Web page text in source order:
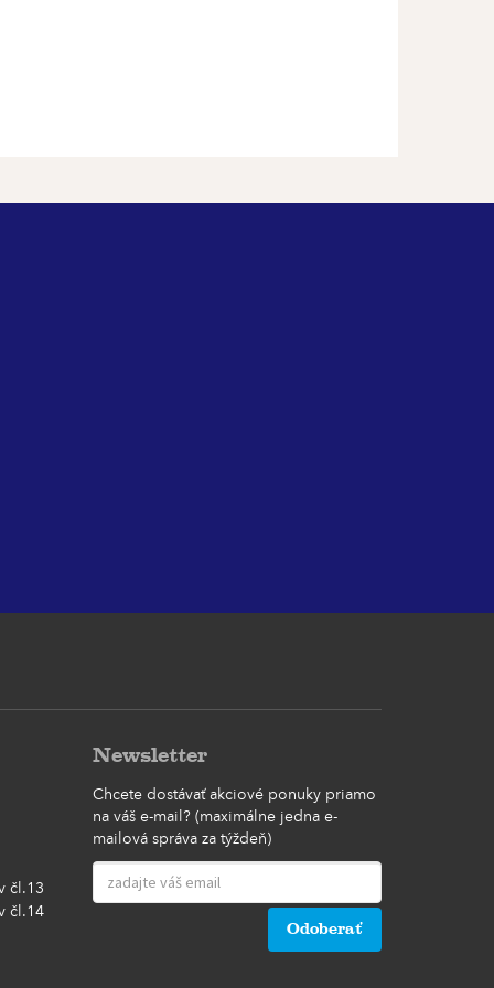
čl.13
čl.14
Newsletter
Chcete dostávať akciové ponuky priamo
na váš e-mail? (maximálne jedna e-
mailová správa za týždeň)
Odoberať